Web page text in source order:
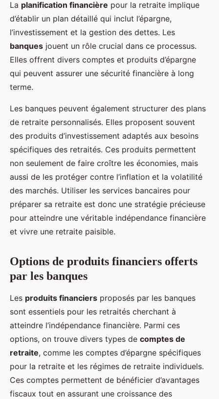
La planification financière pour la retraite implique
d’établir un plan détaillé qui inclut l’épargne,
l’investissement et la gestion des dettes. Les
banques jouent un rôle crucial dans ce processus.
Elles offrent divers comptes et produits d’épargne
qui peuvent assurer une sécurité financière à long
terme.
Les banques peuvent également structurer des plans
de retraite personnalisés. Elles proposent souvent
des produits d’investissement adaptés aux besoins
spécifiques des retraités. Ces produits permettent
non seulement de faire croître les économies, mais
aussi de les protéger contre l’inflation et la volatilité
des marchés. Utiliser les services bancaires pour
préparer sa retraite est donc une stratégie précieuse
pour atteindre une véritable indépendance financière
et vivre une retraite paisible.
Options de produits financiers offerts
par les banques
Les produits financiers proposés par les banques
sont essentiels pour les retraités cherchant à
atteindre l’indépendance financière. Parmi ces
options, on trouve divers types de comptes de
retraite, comme les comptes d’épargne spécifiques
pour la retraite et les régimes de retraite individuels.
Ces comptes permettent de bénéficier d’avantages
fiscaux tout en assurant une croissance des